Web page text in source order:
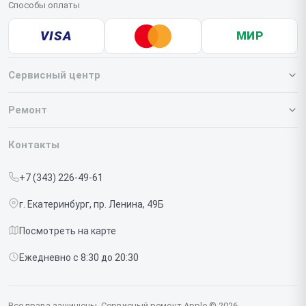
Способы оплаты
VISA МИР
Сервисный центр
О нашем сервисе
Срочный ремонт
Доставка и способы оплаты
Диагностика
Контакты
Ремонт
Iphone
Контакты
+7 (343) 226-49-61
г. Екатеринбург, пр. Ленина, 49Б
Посмотреть на карте
Ежедневно с 8:30 до 20:30